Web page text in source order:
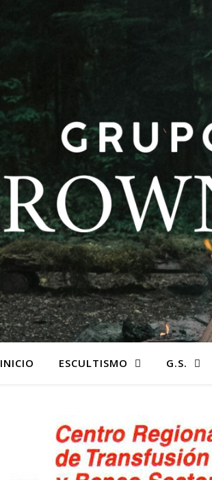
INICIO ESCULTISMO G.S.